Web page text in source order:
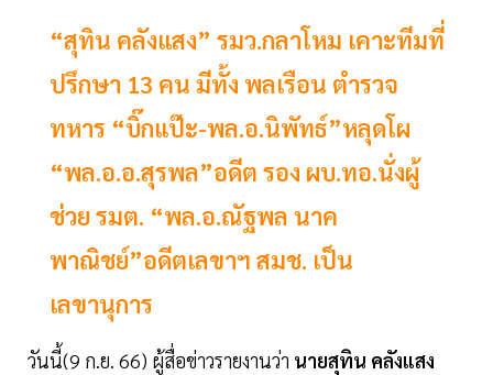
“สุทิน คลังแสง” รมว.กลาโหม เคาะทีมที่
ปรึกษา 13 คน มีทั้ง พลเรือน ตำรวจ
ทหาร “บิ๊กแป๊ะ-พล.อ.นิพัทธ์”หลุดโผ
“พล.อ.อ.สุรพล”อดีต รอง ผบ.ทอ.นั่งผู้
ช่วย รมต. “พล.อ.ณัฐพล นาค
พาณิชย์”อดีตเลขาฯ สมช. เป็น
เลขานุการ
วันนี้(9 ก.ย. 66) ผู้สื่อข่าวรายงานว่า นายสุทิน คลังแสง